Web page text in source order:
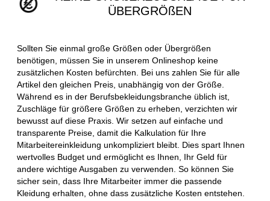
ÜBERGRÖßEN
Sollten Sie einmal große Größen oder Übergrößen
benötigen, müssen Sie in unserem Onlineshop keine
zusätzlichen Kosten befürchten. Bei uns zahlen Sie für alle
Artikel den gleichen Preis, unabhängig von der Größe.
Während es in der Berufsbekleidungsbranche üblich ist,
Zuschläge für größere Größen zu erheben, verzichten wir
bewusst auf diese Praxis. Wir setzen auf einfache und
transparente Preise, damit die Kalkulation für Ihre
Mitarbeitereinkleidung unkompliziert bleibt. Dies spart Ihnen
wertvolles Budget und ermöglicht es Ihnen, Ihr Geld für
andere wichtige Ausgaben zu verwenden. So können Sie
sicher sein, dass Ihre Mitarbeiter immer die passende
Kleidung erhalten, ohne dass zusätzliche Kosten entstehen.